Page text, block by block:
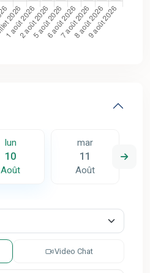
lun
10
Août
mar
11
Août
Video Chat